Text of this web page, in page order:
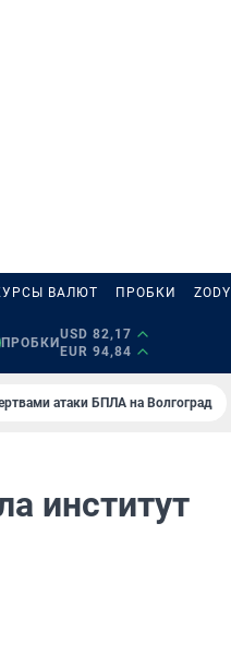
ВАЛЮТ ПРОБКИ ZODY
ПРОБКИ
USD 82,17
EUR 94,84
атаки БПЛА на Волгоград
институт